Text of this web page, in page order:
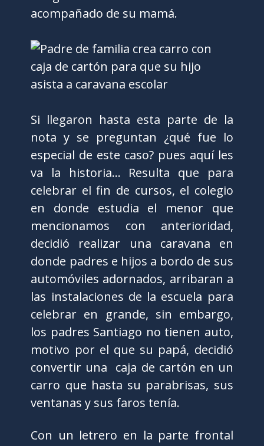
acompañado de su mamá.
Si llegaron hasta esta parte de la
nota y se preguntan ¿qué fue lo
especial de este caso? pues aquí les
va la historia… Resulta que para
celebrar el fin de cursos, el colegio
en donde estudia el menor que
mencionamos con anterioridad,
decidió realizar una caravana en
donde padres e hijos a bordo de sus
automóviles adornados, arribaran a
las instalaciones de la escuela para
celebrar en grande, sin embargo,
los padres Santiago no tienen auto,
motivo por el que su papá, decidió
convertir una caja de cartón en un
carro que hasta su parabrisas, sus
ventanas y sus faros tenía.
Con un letrero en la parte frontal